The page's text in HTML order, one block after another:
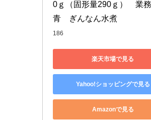
0ｇ（固形量290ｇ）　業
青　ぎんなん水煮
186
楽天市場で見る
Yahoo!ショッピングで見る
Amazonで見る